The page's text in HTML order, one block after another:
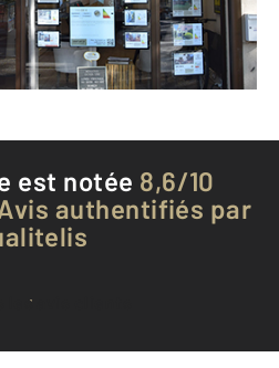
un message
à l'agence
est notée 8,6/10
authentifiés par
les avis clients